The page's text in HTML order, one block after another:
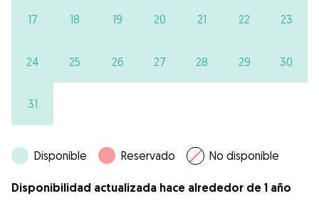
17 18 19 20 21 22 23
24 25 26 27 28 29 30
31
Disponible Reservado No disponible
Disponibilidad actualizada hace alrededor de 1 año